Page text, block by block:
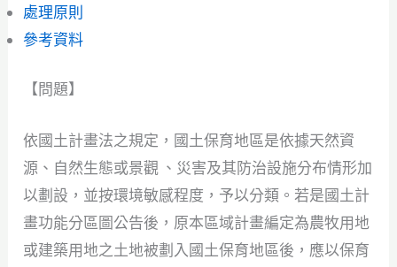
處理原則
參考資料
【問題】
依國土計畫法之規定，國土保育地區是依據天然資
源、自然生態或景觀 、災害及其防治設施分布情形加
以劃設，並按環境敏感程度，予以分類。若是國土計
畫功能分區圖公告後，原本區域計畫編定為農牧用地
或建築用地之土地被劃入國土保育地區後，應以保育